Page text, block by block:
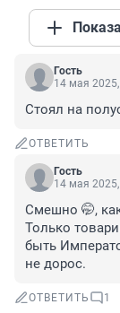
Гость
14 мая
Стоял на
ОТВЕТИТЬ
Гость
14 мая
Смешно 🤭,
Только
быть
не дорос.
ОТВЕТИТЬ 1